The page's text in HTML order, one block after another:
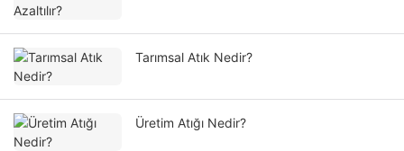
Tarımsal Atık Nedir?
Üretim Atığı Nedir?